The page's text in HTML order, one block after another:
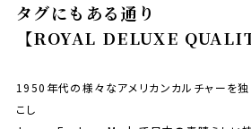
タグにもある通り
【ROYAL DELUXE
1950年代の様々なアメリカンカルチャーを
こし